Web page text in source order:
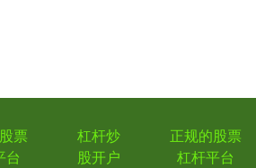
票
台
杠杆炒
股开户
正规的股票
杠杆平台